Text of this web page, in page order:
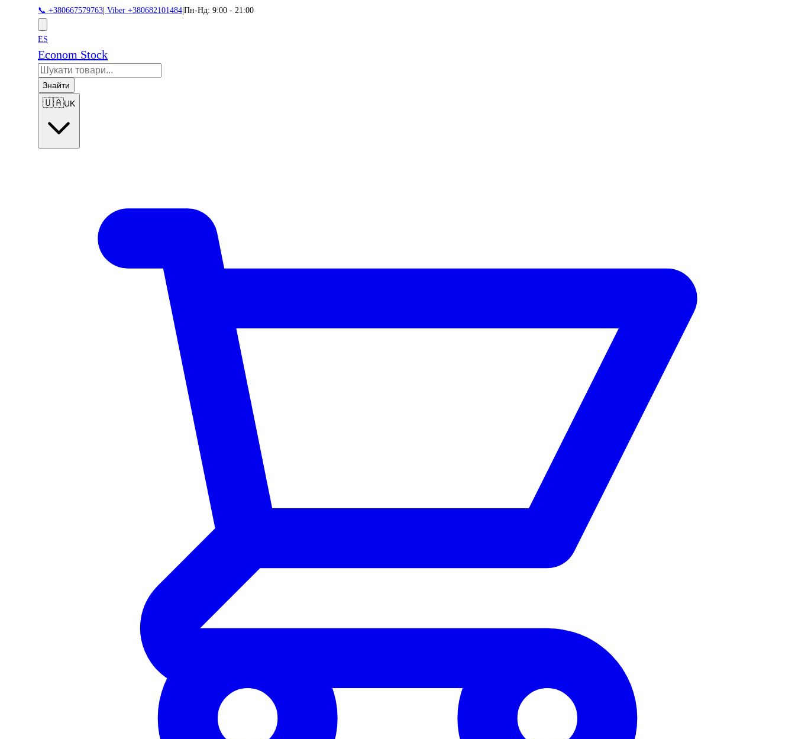
📞 +380667579763 Viber +380682101484 Пн-Нд: 9:00 - 21:00
ES
Econom Stock
Знайти
🇺🇦UK